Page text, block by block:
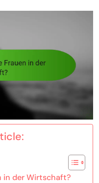
in der Wirtschaft?